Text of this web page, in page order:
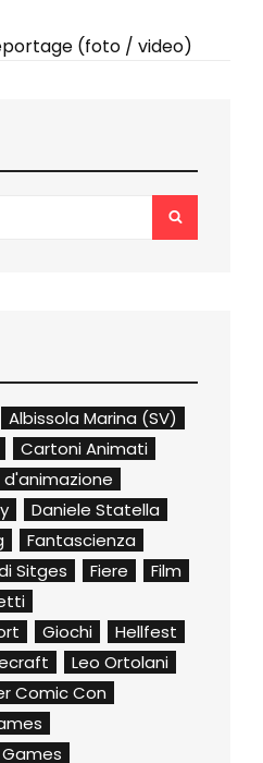
(foto / video)
SEARCH
Albissola Marina (SV)
Cartoni Animati
Daniele Statella
Fantascienza
Sitges Fiere
Film
Giochi
Hellfest
Leo Ortolani
Comic Con